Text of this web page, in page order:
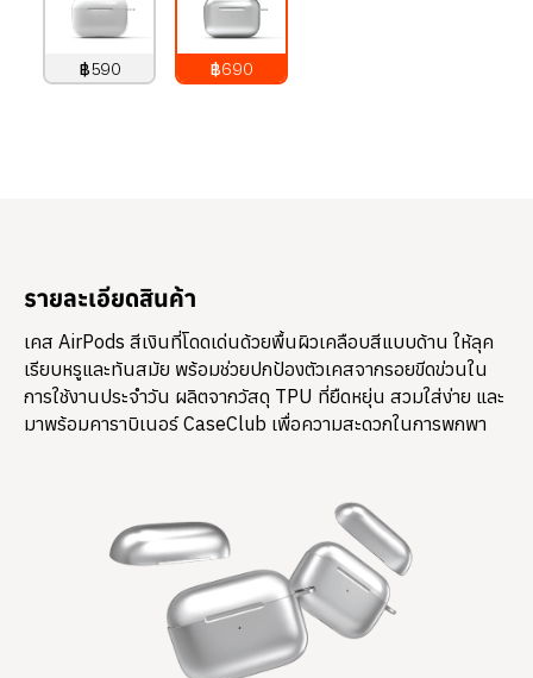
฿590
฿690
รายละเอียดสินค้า
เคส AirPods สีเงินที่โดดเด่นด้วยพื้นผิวเคลือบสีแบบด้าน ให้ลุค
เรียบหรูและทันสมัย พร้อมช่วยปกป้องตัวเคสจากรอยขีดข่วนใน
การใช้งานประจำวัน ผลิตจากวัสดุ TPU ที่ยืดหยุ่น สวมใส่ง่าย และ
มาพร้อมคาราบิเนอร์ CaseClub เพื่อความสะดวกในการพกพา